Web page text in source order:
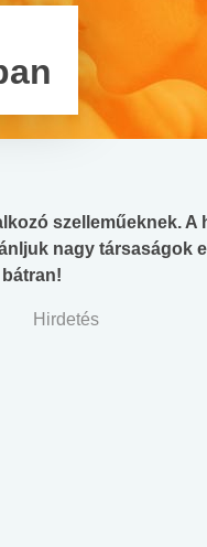
szelleműeknek.
nagy társaságok
Hirdetés